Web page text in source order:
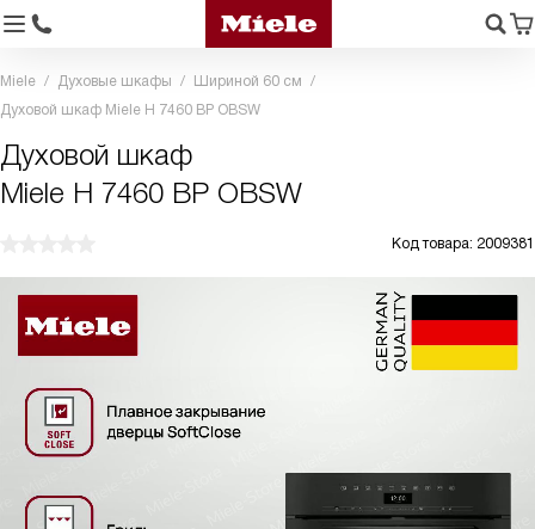
Miele Духовые шкафы
Шириной 60 см
Духовой шкаф Miele H 7460 BP OBSW
Духовой шкаф
Miele H 7460 BP OBSW
Код товара: 2009381